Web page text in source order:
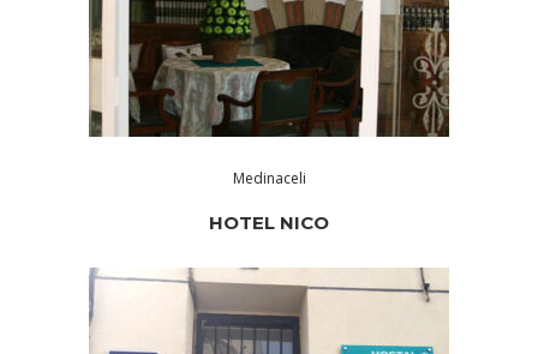
Medinaceli
HOTEL NICO